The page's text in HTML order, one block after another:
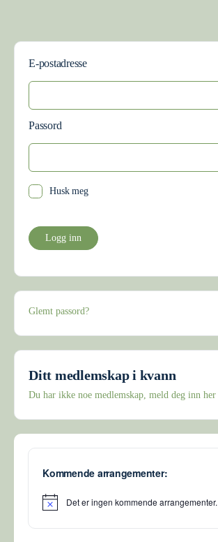
E-postadresse
Passord
Husk meg
Glemt passord?
Ditt medlemskap i kvann
Du har ikke noe medlemskap, meld deg inn her
Kommende arrangementer:
MerknadDet er ingen kommende arrangementer.